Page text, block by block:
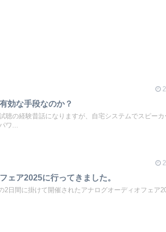
効な手段なのか？
聴の経験昔話になりますが、自宅システムでスピー
ワ...
ェア2025に行ってきました。
2日間に掛けて開催されたアナログオーディオフェア